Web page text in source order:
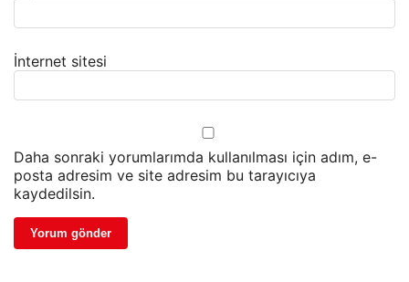
İnternet sitesi
Daha sonraki yorumlarımda kullanılması için adım, e-
posta adresim ve site adresim bu tarayıcıya
kaydedilsin.